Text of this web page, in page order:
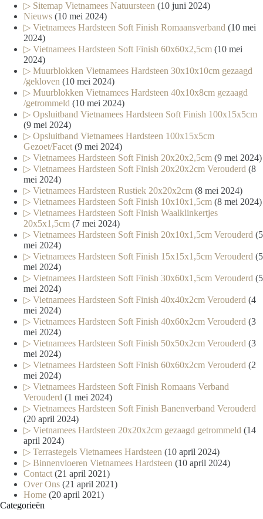
▷ Sitemap Vietnamees Natuursteen (10 juni 2024)
Nieuws (10 mei 2024)
▷ Vietnamees Hardsteen Soft Finish Romaansverband (10 mei
2024)
▷ Vietnamees Hardsteen Soft Finish 60x60x2,5cm (10 mei
2024)
▷ Muurblokken Vietnamees Hardsteen 30x10x10cm gezaagd
/gekloven (10 mei 2024)
▷ Muurblokken Vietnamees Hardsteen 40x10x8cm gezaagd
/getrommeld (10 mei 2024)
▷ Opsluitband Vietnamees Hardsteen Soft Finish 100x15x5cm
(9 mei 2024)
▷ Opsluitband Vietnamees Hardsteen 100x15x5cm
Gezoet/Facet (9 mei 2024)
▷ Vietnamees Hardsteen Soft Finish 20x20x2,5cm (9 mei 2024)
▷ Vietnamees Hardsteen Soft Finish 20x20x2cm Verouderd (8
mei 2024)
▷ Vietnamees Hardsteen Rustiek 20x20x2cm (8 mei 2024)
▷ Vietnamees Hardsteen Soft Finish 10x10x1,5cm (8 mei 2024)
▷ Vietnamees Hardsteen Soft Finish Waalklinkertjes
20x5x1,5cm (7 mei 2024)
▷ Vietnamees Hardsteen Soft Finish 20x10x1,5cm Verouderd (5
mei 2024)
▷ Vietnamees Hardsteen Soft Finish 15x15x1,5cm Verouderd (5
mei 2024)
▷ Vietnamees Hardsteen Soft Finish 30x60x1,5cm Verouderd (5
mei 2024)
▷ Vietnamees Hardsteen Soft Finish 40x40x2cm Verouderd (4
mei 2024)
▷ Vietnamees Hardsteen Soft Finish 40x60x2cm Verouderd (3
mei 2024)
▷ Vietnamees Hardsteen Soft Finish 50x50x2cm Verouderd (3
mei 2024)
▷ Vietnamees Hardsteen Soft Finish 60x60x2cm Verouderd (2
mei 2024)
▷ Vietnamees Hardsteen Soft Finish Romaans Verband
Verouderd (1 mei 2024)
▷ Vietnamees Hardsteen Soft Finish Banenverband Verouderd
(20 april 2024)
▷ Vietnamees Hardsteen 20x20x2cm gezaagd getrommeld (14
april 2024)
▷ Terrastegels Vietnamees Hardsteen (10 april 2024)
▷ Binnenvloeren Vietnamees Hardsteen (10 april 2024)
Contact (21 april 2021)
Over Ons (21 april 2021)
Home (20 april 2021)
Categorieën